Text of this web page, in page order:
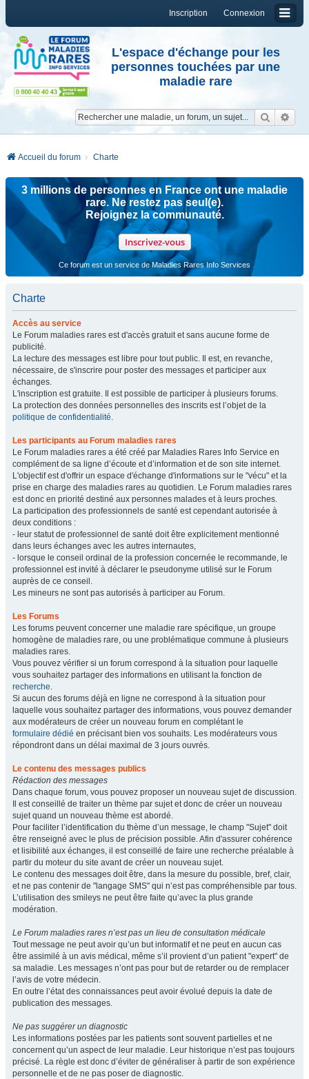
Connexion
Inscription
L'espace d'échange pour les
personnes touchées par une
maladie rare
Accueil du forum Charte
3 millions de personnes en France ont une maladie
rare. Ne restez pas seul(e).
Rejoignez la communauté.
Inscrivez-vous
Ce forum est un service de Maladies Rares Info Services
Charte
Accès au service
Le Forum maladies rares est d'accès gratuit et sans aucune forme de
publicité.
La lecture des messages est libre pour tout public. Il est, en revanche,
nécessaire, de s'inscrire pour poster des messages et participer aux
échanges.
L'inscription est gratuite. Il est possible de participer à plusieurs forums.
La protection des données personnelles des inscrits est l’objet de la
politique de confidentialité.
Les participants au Forum maladies rares
Le Forum maladies rares a été créé par Maladies Rares Info Service en
complément de sa ligne d’écoute et d’information et de son site internet.
L'objectif est d'offrir un espace d'échange d'informations sur le "vécu" et la
prise en charge des maladies rares au quotidien. Le Forum maladies rares
est donc en priorité destiné aux personnes malades et à leurs proches.
La participation des professionnels de santé est cependant autorisée à
deux conditions :
- leur statut de professionnel de santé doit être explicitement mentionné
dans leurs échanges avec les autres internautes,
- lorsque le conseil ordinal de la profession concernée le recommande, le
professionnel est invité à déclarer le pseudonyme utilisé sur le Forum
auprès de ce conseil.
Les mineurs ne sont pas autorisés à participer au Forum.
Les Forums
Les forums peuvent concerner une maladie rare spécifique, un groupe
homogène de maladies rare, ou une problématique commune à plusieurs
maladies rares.
Vous pouvez vérifier si un forum correspond à la situation pour laquelle
vous souhaitez partager des informations en utilisant la fonction de
recherche.
Si aucun des forums déjà en ligne ne correspond à la situation pour
laquelle vous souhaitez partager des informations, vous pouvez demander
aux modérateurs de créer un nouveau forum en complétant le
formulaire dédié en précisant bien vos souhaits. Les modérateurs vous
répondront dans un délai maximal de 3 jours ouvrés.
Le contenu des messages publics
Rédaction des messages
Dans chaque forum, vous pouvez proposer un nouveau sujet de discussion.
Il est conseillé de traiter un thème par sujet et donc de créer un nouveau
sujet quand un nouveau thème est abordé.
Pour faciliter l’identification du thème d’un message, le champ "Sujet" doit
être renseigné avec le plus de précision possible. Afin d'assurer cohérence
et lisibilité aux échanges, il est conseillé de faire une recherche préalable à
partir du moteur du site avant de créer un nouveau sujet.
Le contenu des messages doit être, dans la mesure du possible, bref, clair,
et ne pas contenir de "langage SMS" qui n’est pas compréhensible par tous.
L’utilisation des smileys ne peut être faite qu’avec la plus grande
modération.
Le Forum maladies rares n’est pas un lieu de consultation médicale
Tout message ne peut avoir qu’un but informatif et ne peut en aucun cas
être assimilé à un avis médical, même s’il provient d’un patient "expert" de
sa maladie. Les messages n’ont pas pour but de retarder ou de remplacer
l’avis de votre médecin.
En outre l’état des connaissances peut avoir évolué depuis la date de
publication des messages.
Ne pas suggérer un diagnostic
Les informations postées par les patients sont souvent partielles et ne
concernent qu’un aspect de leur maladie. Leur historique n’est pas toujours
précisé. La règle est donc d’éviter de généraliser à partir de son expérience
personnelle et de ne pas poser de diagnostic.